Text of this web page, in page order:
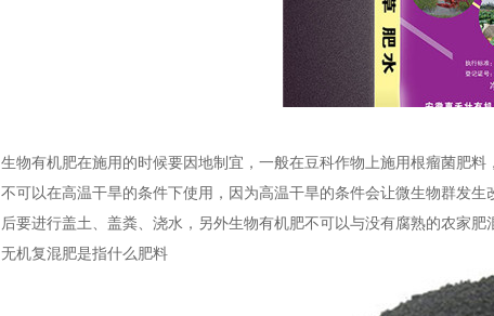
生物有机肥在施用的时候要因地制宜，一般在豆科作物上施用根瘤菌肥
不可以在高温干旱的条件下使用，因为高温干旱的条件会让微生物群发
后要进行盖土、盖粪、浇水，另外生物有机肥不可以与没有腐熟的农家
无机复混肥是指什么肥料